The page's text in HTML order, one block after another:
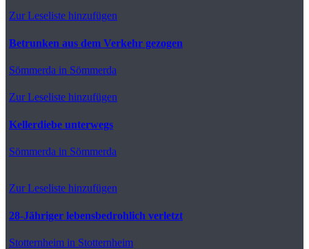
Zur Leseliste hinzufügen
Betrunken aus dem Verkehr gezogen
Sömmerda in Sömmerda
Zur Leseliste hinzufügen
Kellerdiebe unterwegs
Sömmerda in Sömmerda
Zur Leseliste hinzufügen
28-Jähriger lebensbedrohlich verletzt
Stotternheim in Stotternheim